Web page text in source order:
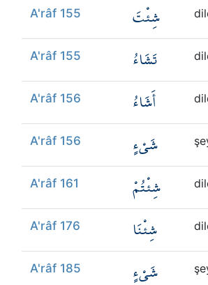
A'râf 155 شِئْتَ
A'râf 155 تَشَاءُ
A'râf 156 أَشَاءُ
A'râf 156 شَيْءٍ
A'râf 161 شِئْتُمْ
A'râf 176 شِئْنَا
A'râf 185 شَيْءٍ